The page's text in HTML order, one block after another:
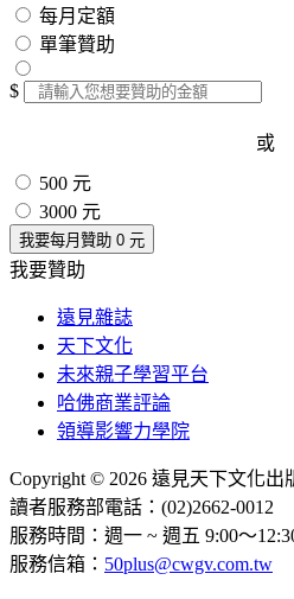
每月定額
單筆贊助
$
或
500 元
3000 元
我要每月贊助 0 元
我要贊助
遠見雜誌
天下文化
未來親子學習平台
哈佛商業評論
領導影響力學院
Copyright © 2026 遠見天下文化出
讀者服務部電話：(02)2662-0012
服務時間：週一 ~ 週五 9:00～
服務信箱： 50plus@cwgv.com.tw